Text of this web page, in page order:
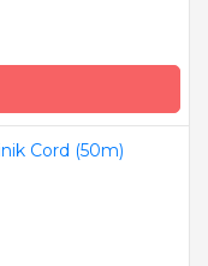
Kreinik
США